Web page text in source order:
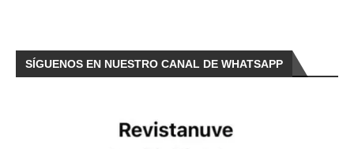
SÍGUENOS EN NUESTRO CANAL DE WHATSAPP